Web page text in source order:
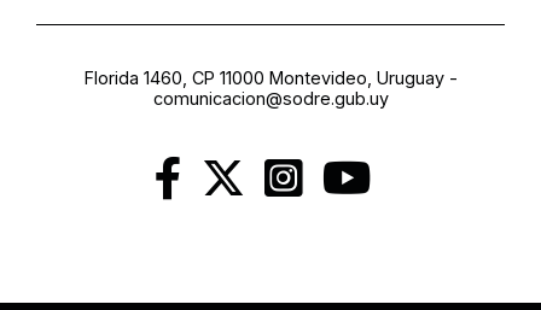
Florida 1460, CP 11000 Montevideo, Uruguay-
comunicacion@sodre.gub.uy